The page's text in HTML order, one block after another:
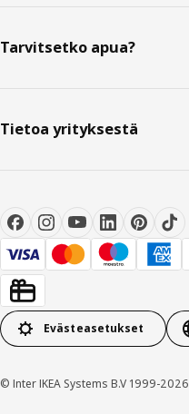
Tarvitsetko apua?
Tietoa yrityksestä
Evästeasetukset
© Inter IKEA Systems B.V 1999-2026